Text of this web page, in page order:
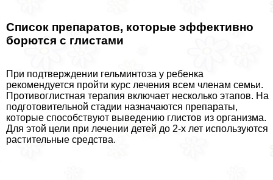
Список препаратов, которые эффективно
борются с глистами
При подтверждении гельминтоза у ребенка
рекомендуется пройти курс лечения всем члeнам семьи.
Противоглистная терапия включает несколько этапов. На
подготовительной стадии назначаются препараты,
которые способствуют выведению глистов из организма.
Для этой цели при лечении детей до 2-х лет используются
растительные средства.